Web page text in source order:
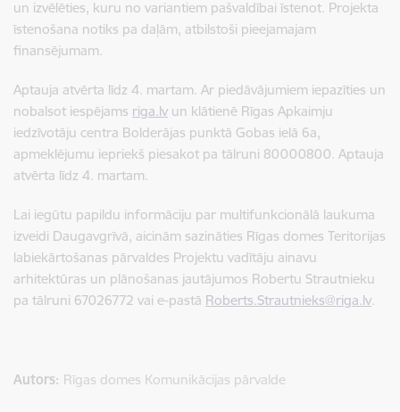
un izvēlēties, kuru no variantiem pašvaldībai īstenot. Projekta
īstenošana notiks pa daļām, atbilstoši pieejamajam
finansējumam.
Aptauja atvērta līdz 4. martam. Ar piedāvājumiem iepazīties un
nobalsot iespējams riga.lv un klātienē Rīgas Apkaimju
iedzīvotāju centra Bolderājas punktā Gobas ielā 6a,
apmeklējumu iepriekš piesakot pa tālruni 80000800. Aptauja
atvērta līdz 4. martam.
Lai iegūtu papildu informāciju par multifunkcionālā laukuma
izveidi Daugavgrīvā, aicinām sazināties Rīgas domes Teritorijas
labiekārtošanas pārvaldes Projektu vadītāju ainavu
arhitektūras un plānošanas jautājumos Robertu Strautnieku
pa tālruni 67026772 vai e-pastā Roberts.Strautnieks@riga.lv.
Autors: Rīgas domes Komunikācijas pārvalde